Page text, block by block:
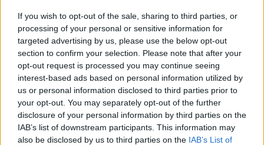
If you wish to opt-out of the sale, sharing to third parties, or
processing of your personal or sensitive information for
targeted advertising by us, please use the below opt-out
section to confirm your selection. Please note that after your
opt-out request is processed you may continue seeing
interest-based ads based on personal information utilized by
us or personal information disclosed to third parties prior to
your opt-out. You may separately opt-out of the further
disclosure of your personal information by third parties on the
IAB’s list of downstream participants. This information may
also be disclosed by us to third parties on the IAB’s List of